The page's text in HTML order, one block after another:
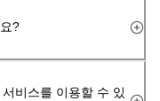
?
비스를 이용할 수 있